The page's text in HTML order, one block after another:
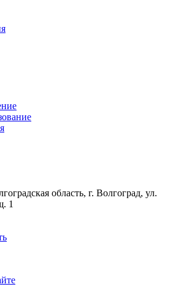
область, г. Волгоград, ул.
1